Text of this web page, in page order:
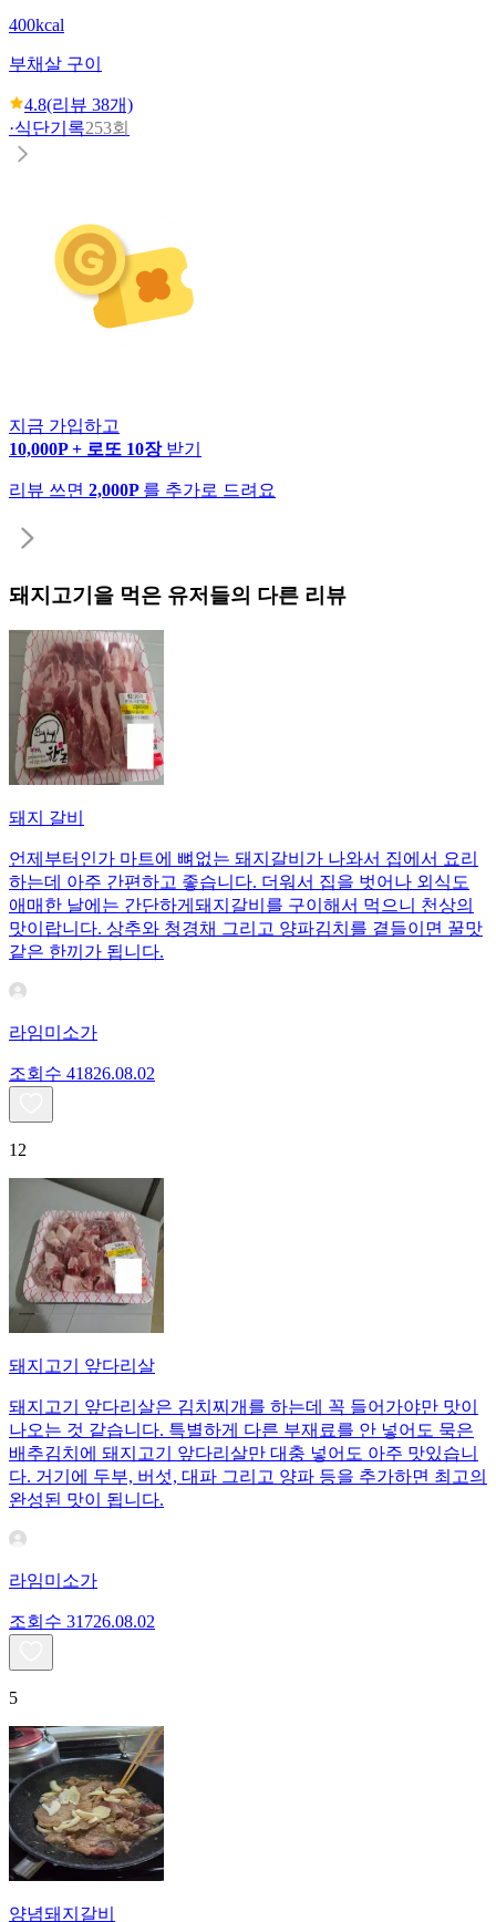
400kcal
부채살 구이
4.8(리뷰 38개)
·식단기록253회
지금 가입하고
10,000P + 로또 10장 받기
리뷰 쓰면 2,000P 를 추가로 드려요
돼지고기 을 먹은 유저들의 다른 리뷰
돼지 갈비
언제부터인가 마트에 뼈없는 돼지갈비가 나와서 집에서 요리
하는데 아주 간편하고 좋습니다. 더워서 집을 벗어나 외식도
애매한 날에는 간단하게돼지갈비를 구이해서 먹으니 천상의
맛이랍니다. 상추와 청경채 그리고 양파김치를 곁들이면 꿀맛
같은 한끼가 됩니다.
라임미소가
조회수 41826.08.02
12
돼지고기 앞다리살
돼지고기 앞다리살은 김치찌개를 하는데 꼭 들어가야만 맛이
나오는 것 같습니다. 특별하게 다른 부재료를 안 넣어도 묵은
배추김치에 돼지고기 앞다리살만 대충 넣어도 아주 맛있습니
다. 거기에 두부, 버섯, 대파 그리고 양파 등을 추가하면 최고의
완성된 맛이 됩니다.
라임미소가
조회수 31726.08.02
5
양념돼지갈비